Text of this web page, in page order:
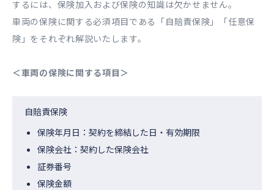
するには、保険加入および保険の知識は欠かせません。
車両の保険に関する必須項目である「自賠責保険」「任意保
険」をそれぞれ解説いたします。
＜車両の保険に関する項目＞
自賠責保険
保険年月日：契約を締結した日・有効期限
保険会社：契約した保険会社
証券番号
保険金額